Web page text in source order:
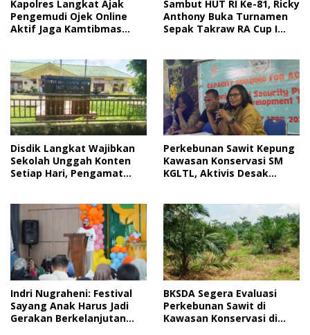
Kapolres Langkat Ajak
Pengemudi Ojek Online
Aktif Jaga Kamtibmas
Sambut HUT RI Ke-81, Ricky
Anthony Buka Turnamen
Sepak Takraw RA Cup I
Disdik Langkat Wajibkan
Sekolah Unggah Konten
Setiap Hari, Pengamat
Perkebunan Sawit Kepung
Kawasan Konservasi SM
KGLTL, Aktivis Desak
Indri Nugraheni: Festival
Sayang Anak Harus Jadi
Gerakan Berkelanjutan
BKSDA Segera Evaluasi
Perkebunan Sawit di
Kawasan Konservasi di